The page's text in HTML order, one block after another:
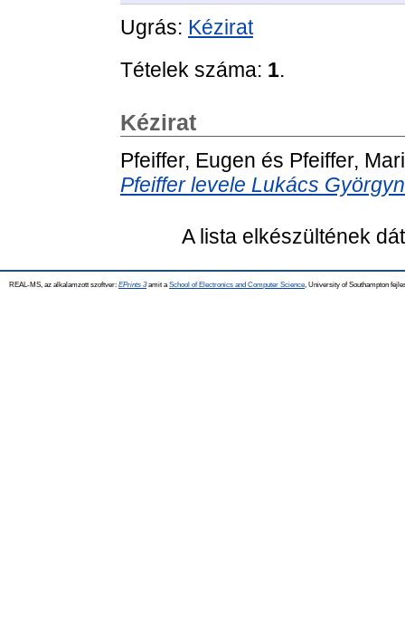
Ugrás: Kézirat
Tételek száma: 1.
Kézirat
Pfeiffer, Eugen és Pfeiffer,
Pfeiffer levele Lukács
A lista elkészültének
REAL-MS, az alkalamzott szoftver: EPrints 3amit a School of Electronics and Computer Science , University of Southampton